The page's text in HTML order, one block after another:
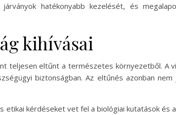
hatékonyabb kezelését, és
kihívásai
teljesen eltűnt a természetes környezetből. A
biztonságban. Az eltűnés azonban
etikai kérdéseket vet fel a biológiai kutatások és